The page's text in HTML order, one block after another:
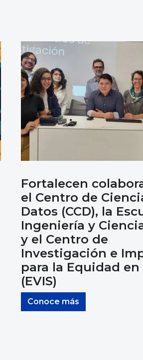
Fortalecen
el Centro de
Datos (CCD), la
Ingeniería y
y el Centro de
Investigación e
para la Equidad en
(EVIS)
Conoce más